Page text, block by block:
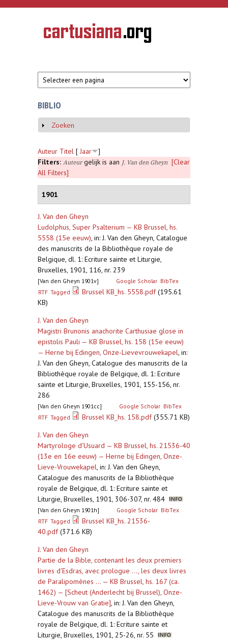
Overslaan en naar de inhoud gaan
CARTUSIANA
Geschiedenis
van de
BIBLIO
Weergeven
Zoeken
Auteur Titel [ Jaar
]
Filters: Auteurgelijk is aan J. Van den Gheyn
[Clear
All Filters]
1901
J. Van den Gheyn
Ludolphus, Super Psalterium — KB Brussel, hs.
5558 (15e eeuw), in: J. Van den Gheyn, Catalogue
des manuscrits de la Bibliothèque royale de
Belgique, dl. 1: Ecriture sainte et Liturgie,
Bruxelles, 1901, 116, nr. 239
[Van den Gheyn 1901v] Google Scholar BibTex
RTF Tagged Brussel KB_hs. 5558.pdf(195.61
KB)
J. Van den Gheyn
Magistri Brunonis anachorite Carthusiae glose in
epistolis Pauli — KB Brussel, hs. 158 (15e eeuw)
— Herne bij Edingen, Onze-Lievevrouwekapel, in:
J. Van den Gheyn, Catalogue des manuscrits de la
Bibliothèque royale de Belgique, dl. 1: Ecriture
sainte et Liturgie, Bruxelles, 1901, 155-156, nr.
286
[Van den Gheyn 1901cc] Google Scholar BibTex
RTF Tagged Brussel KB_hs. 158.pdf(355.71 KB)
J. Van den Gheyn
Martyrologe d'Usuard — KB Brussel, hs. 21536-40
(13e en 16e eeuw) — Herne bij Edingen, Onze-
Lieve-Vrouwekapel, in: J. Van den Gheyn,
Catalogue des manuscrits de la Bibliothèque
royale de Belgique, dl. 1: Ecriture sainte et
Liturgie, Bruxelles, 1901, 306-307, nr. 484
[Van den Gheyn 1901h] Google Scholar BibTex
RTF Tagged
Brussel KB_hs. 21536-
40.pdf(371.6 KB)
J. Van den Gheyn
Partie de la Bible, contenant les deux premiers
livres d'Esdras, avec prologue ..., les deux livres
de Paralipomènes ... — KB Brussel, hs. 167 (ca.
1462) — [Scheut (Anderlecht bij Brussel), Onze-
Lieve-Vrouw van Gratie], in: J. Van den Gheyn,
Catalogue des manuscrits de la Bibliothèque
royale de Belgique, dl. 1: Ecriture sainte et
Liturgie, Bruxelles, 1901, 25-26, nr. 55